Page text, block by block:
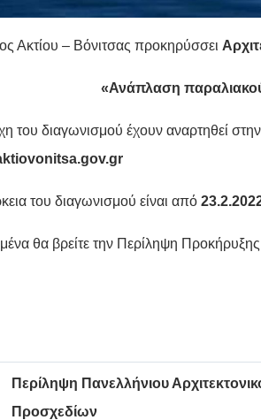
Ακτίου – Βόνιτσας προκηρύσσει
«Ανάπλαση
του διαγωνισμού έχουν αναρτηθεί
του διαγωνισμού είναι από
θα βρείτε την Περίληψη
Περίληψη Πανελλήνιου
Προσχεδίων